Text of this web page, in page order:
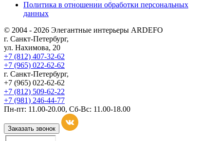
Политика в отношении обработки персональных
данных
© 2004 - 2026 Элегантные интерьеры ARDEFO
г. Санкт-Петербург,
ул. Нахимова, 20
+7 (812) 407-32-62
+7 (965) 022-62-62
г. Санкт-Петербург,
+7 (965) 022-62-62
+7 (812) 509-62-22
+7 (981) 246-44-77
Пн-пт: 11.00-20.00, Сб-Вс: 11.00-18.00
Заказать звонок